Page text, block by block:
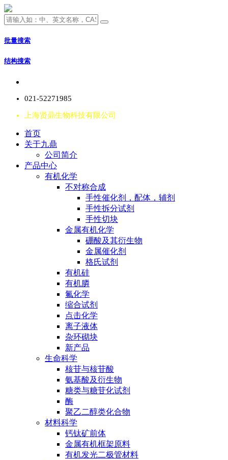
批量搜索
结构搜索
021-52271985
上海贤鼎生物科技有限公司
首页
关于九鼎
公司简介
产品中心
有机化学
不对称合成
手性催化剂，配体，辅剂
手性拆分试剂
手性切块
金属有机化学
硼酸及其衍生物
金属催化剂
格氏试剂
有机硅
有机膦
氟化学
缩合试剂
点击化学
离子液体
杂环砌块
新产品
生命科学
核苷与核苷酸
氨基酸及衍生物
糖类与糖苷化试剂
酶
聚乙二醇类化合物
材料科学
钙钛矿前体
金属有机框架原料
有机发光二极管材料